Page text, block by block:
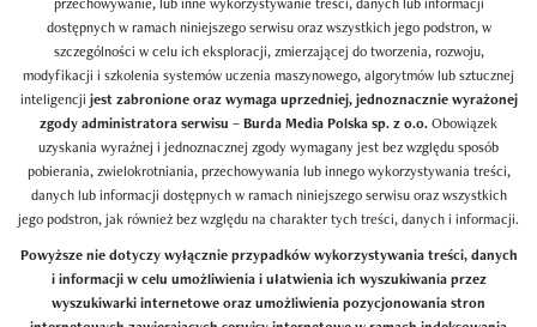
dostępnych w ramach niniejszego serwisu oraz wszystkich jego podstron, w
szczególności w celu ich eksploracji, zmierzającej do tworzenia, rozwoju,
modyfikacji i szkolenia systemów uczenia maszynowego, algorytmów lub sztucznej
inteligencji jest zabronione oraz wymaga uprzedniej, jednoznacznie wyrażonej
zgody administratora serwisu – Burda Media Polska sp. z o.o.Obowiązek
uzyskania wyraźnej i jednoznacznej zgody wymagany jest bez względu sposób
pobierania, zwielokrotniania, przechowywania lub innego wykorzystywania treści,
danych lub informacji dostępnych w ramach niniejszego serwisu oraz wszystkich
jego podstron, jak również bez względu na charakter tych treści, danych i informacji.
Powyższe nie dotyczy wyłącznie przypadków wykorzystywania treści, danych
i informacji w celu umożliwienia i ułatwienia ich wyszukiwania przez
wyszukiwarki internetowe oraz umożliwienia pozycjonowania stron